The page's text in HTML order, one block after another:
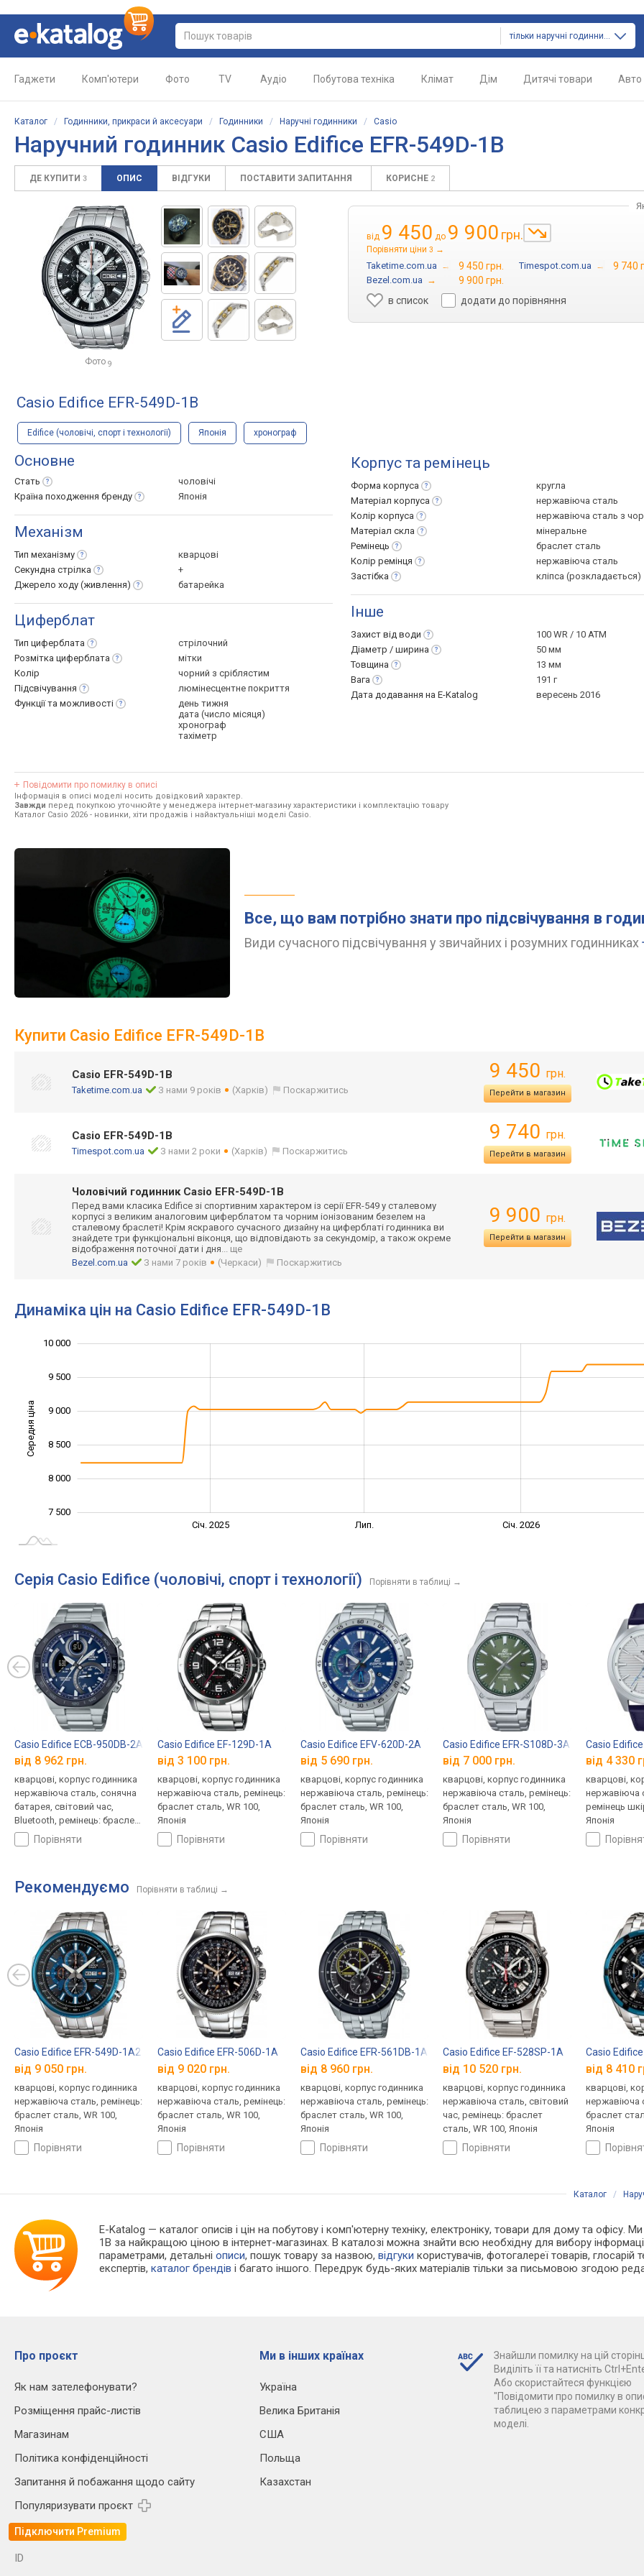
тільки наручні годинники
Гаджети Комп'ютери Фото TV Аудіо Побутова техніка Клімат Дім Дитячі товари Авто
Каталог / Годинники, прикраси й аксесуари / Годинники / Наручні годинники / Casio
Наручний годинник Casio Edifice EFR-549D-1B
ДЕ КУПИТИ 3 ОПИС ВІДГУКИ ПОСТАВИТИ ЗАПИТАННЯ КОРИСНЕ 2
Фото 9
від 9 450 до 9 900 грн.
Порівняти ціни 3 →
Taketime.com.ua → 9 450 грн. Timespot.com.ua → 9 740
Bezel.com.ua →
9 900 грн.
в список
додати до порівняння
Casio Edifice EFR-549D-1B
Edifice (чоловічі, спорт і технології) Японія хронограф
Основне
Стать
чоловічі
Країна походження бренду Японія
Механізм
Тип механізму
кварцові
Секундна стрілка
+
Джерело ходу (живлення) батарейка
Циферблат
Тип циферблата
стрілочний
Розмітка циферблата
мітки
Колір
чорний з сріблястим
Підсвічування
люмінесцентне покриття
Функції та можливості
день тижня
дата (число місяця)
хронограф
тахіметр
Корпус та ремінець
Форма корпуса
кругла
Матеріал корпуса
нержавіюча сталь
Колір корпуса
нержавіюча сталь з
Матеріал скла
мінеральне
Ремінець
браслет сталь
Колір ремінця
нержавіюча сталь
Застібка
кліпса (розкладається)
Інше
Захист від води
100 WR / 10 ATM
Діаметр / ширина
50 мм
Товщина
13 мм
Вага
191 г
Дата додавання на E-Katalog
вересень 2016
Повідомити про помилку в описі
Інформація в описі моделі носить довідковий характер.
Завжди перед покупкою уточнюйте у менеджера інтернет-магазину характеристики і комплектацію товару
Каталог Casio 2026 - новинки, хіти продажів і найактуальніші моделі Casio.
Все, що вам потрібно знати про підсвічування в
Види сучасного підсвічування у звичайних і розумних годинниках
Купити Casio Edifice EFR-549D-1B
Casio EFR-549D-1B
Taketime.com.ua З нами 9 років (Харків) Поскаржитись
9 450 грн.
Перейти в магазин
Casio EFR-549D-1B
Timespot.com.ua З нами 2 роки (Харків) Поскаржитись
9 740 грн.
Перейти в магазин
Чоловічий годинник Casio EFR-549D-1B
Перед вами класика Edifice зі спортивним характером із серії EFR-549 у сталевому
корпусі з великим аналоговим циферблатом та чорним іонізованим безелем на
сталевому браслеті! Крім яскравого сучасного дизайну на циферблаті годинника ви
знайдете три функціональні віконця, що відповідають за секундомір, а також окреме
відображення поточної дати і дня... ще
Bezel.com.ua
З нами 7 років (Черкаси) Поскаржитись
9 900 грн.
Перейти в магазин
Динаміка цін на Casio Edifice EFR-549D-1B
Середня ціна
7 500
8 000
8 500
9 000
9 500
10 000
Січ. 2025 Лип. Січ. 2026
Серія Casio Edifice (чоловічі, спорт і технології) Порівняти в таблиці →
Casio Edifice ECB-950DB-2A
від 8 962 грн.
кварцові, корпус годинника
нержавіюча сталь, сонячна
батарея, світовий час,
Bluetooth, ремінець: браслет
сталь, WR 100, Японія
порівняти
Casio Edifice EF-129D-1A
від 3 100 грн.
кварцові, корпус годинника
нержавіюча сталь, ремінець:
браслет сталь, WR 100,
Японія
порівняти
Casio Edifice EFV-620D-2A
від 5 690 грн.
кварцові, корпус годинника
нержавіюча сталь, ремінець:
браслет сталь, WR 100,
Японія
порівняти
Casio Edifice EFR-S108D-3A
від 7 000 грн.
кварцові, корпус годинника
нержавіюча сталь, ремінець:
браслет сталь, WR 100,
Японія
порівняти
Casio
від 4 330
кварцові,
нержавіюча
ремінець
Японія
Рекомендуємо Порівняти в таблиці →
Casio Edifice EFR-549D-1A2
від 9 050 грн.
кварцові, корпус годинника
нержавіюча сталь, ремінець:
браслет сталь, WR 100,
Японія
порівняти
Casio Edifice EFR-506D-1A
від 9 020 грн.
кварцові, корпус годинника
нержавіюча сталь, ремінець:
браслет сталь, WR 100,
Японія
порівняти
Casio Edifice EFR-561DB-1A
від 8 960 грн.
кварцові, корпус годинника
нержавіюча сталь, ремінець:
браслет сталь, WR 100,
Японія
порівняти
Casio Edifice EF-528SP-1A
від 10 520 грн.
кварцові, корпус годинника
нержавіюча сталь, світовий
час, ремінець: браслет
сталь, WR 100, Японія
порівняти
Casio
від 8 410
кварцові,
нержавіюча
браслет
Японія
Каталог /
E-Katalog — каталог описів і цін на побутову і комп'ютерну техніку, електроніку, товари для дому та офісу.
1B за найкращою ціною в інтернет-магазинах. В каталозі можна знайти всю необхідну для вибору
параметрами, детальніописи, пошук товару за назвою,відгуки користувачів, фотогалереї товарів, глосарій
експертів,каталог брендів і багато іншого. Передрук будь-яких матеріалів тільки за письмовою згодою
Про проєкт
Як нам зателефонувати?
Розміщення прайс-листів
Магазинам
Політика конфіденційності
Запитання й побажання щодо сайту
Популяризувати проєкт
Підключити Premium
Ми в інших країнах
Україна
Велика Британія
США
Польща
Казахстан
Знайшли помилку на цій
Виділіть її та натисніть
Або скористайтеся функцією
"Повідомити про помилку в
таблицею з параметрами
моделі.
ID